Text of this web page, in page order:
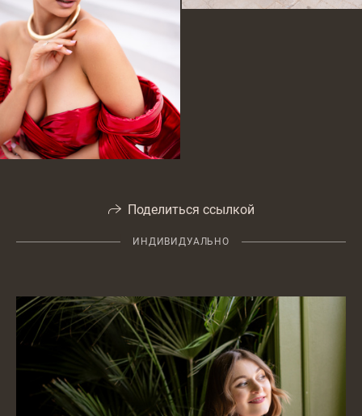
Поделиться ссылкой
ИНДИВИДУАЛЬНО